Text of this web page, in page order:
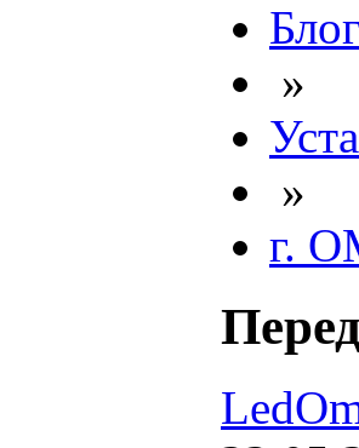
»
»
г.